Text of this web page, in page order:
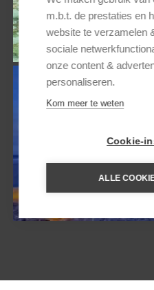
ISLAND
SEYCHELLEN
m.b.t. de prestaties en
website te verzamelen
sociale
onze content &
personaliseren.
Kom meer te weten
Cookie-
ALLE